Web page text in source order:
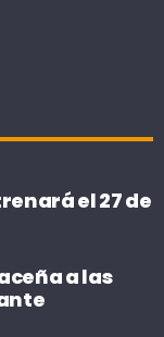
el 27 de
a las